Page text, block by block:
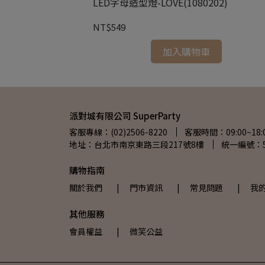
NT$549
加入購物車
派對城有限公司 SuperParty
客服專線：(02)2506-8220
客服時間：
地址：台北市南京東路三段217號8樓
統一編號
購物指南
關於我們 | 門市資訊 | 常見問題 | 我
其他服務
會員權益 | 微笑公益